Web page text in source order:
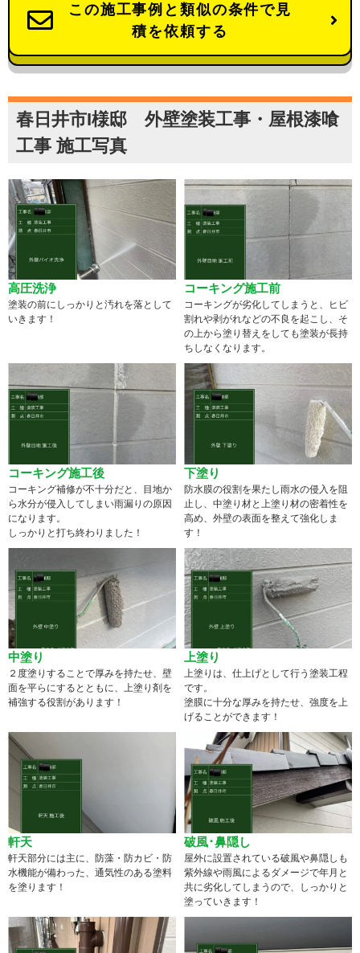
この施工事例と類似の条件で見
積を依頼する
春日井市I様邸 外壁塗装工事・屋根漆喰
工事 施工写真
高圧洗浄
塗装の前にしっかりと汚れを落として
いきます！
コーキング施工前
コーキングが劣化してしまうと、ヒビ
割れや剥がれなどの不良を起こし、そ
の上から塗り替えをしても塗装が長持
ちしなくなります。
コーキング施工後
コーキング補修が不十分だと、目地か
ら水分が侵入してしまい雨漏りの原因
になります。
しっかりと打ち終わりました！
下塗り
防水膜の役割を果たし雨水の侵入を阻
止し、中塗り材と上塗り材の密着性を
高め、外壁の表面を整えて強化しま
す！
中塗り
２度塗りすることで厚みを持たせ、壁
面を平らにするとともに、上塗り剤を
補強する役割があります！
上塗り
上塗りは、仕上げとして行う塗装工程
です。
塗膜に十分な厚みを持たせ、強度を上
げることができます！
軒天
軒天部分には主に、防藻・防カビ・防
水機能が備わった、通気性のある塗料
を塗ります！
破風･鼻隠し
屋外に設置されている破風や鼻隠しも
紫外線や雨風によるダメージで年月と
共に劣化してしまうので、しっかりと
塗っていきます！